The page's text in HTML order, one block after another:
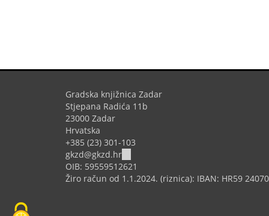
Gradska knjižnica Zadar
Stjepana Radića 11b
23000 Zadar
Hrvatska
+385 (23) 301-103
gkzd@gkzd.hr
sends
e-
mail)
OIB: 59559512621
Žiro račun od 1.1.2024. (riznica): IBAN: HR59